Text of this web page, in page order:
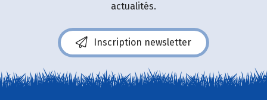
actualités.
Inscription newsletter